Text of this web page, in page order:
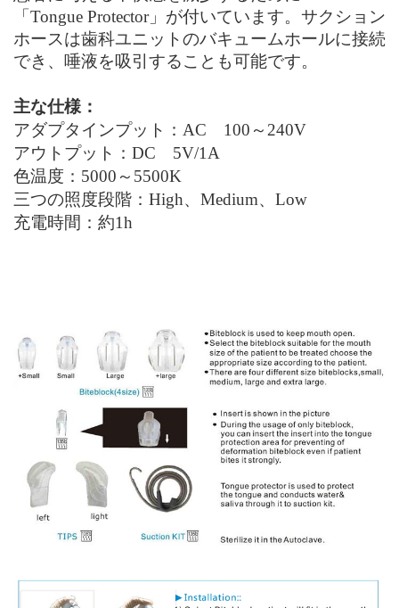
「Tongue Protector」が付いています。サクション
ホースは歯科ユニットのバキュームホールに接続
でき、唾液を吸引することも可能です。
主な仕様：
アダプタインプット： AC 100～240V
アウトプット： DC 5V/1A
色温度：5000～5500K
三つの照度段階：High、Medium、Low
充電時間：約1h